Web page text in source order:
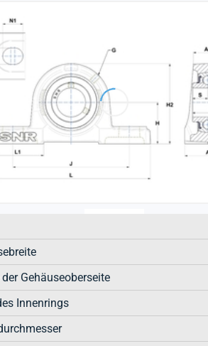
Datenblatt
information
EIGENSCHAFTEN
Gehäuseoberseite
Innenrings